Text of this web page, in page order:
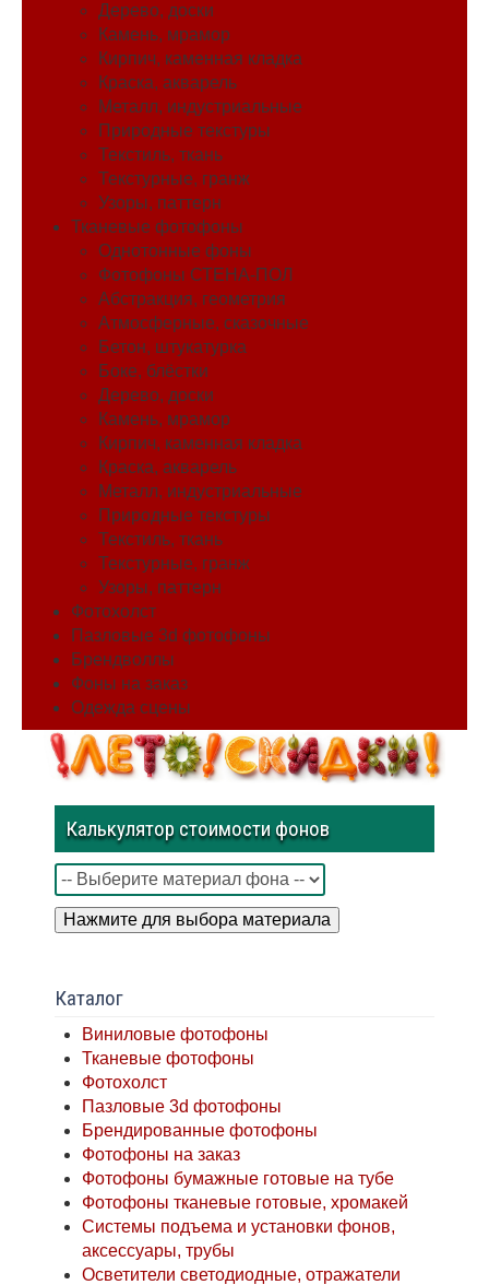
Дерево, доски
Камень, мрамор
Кирпич, каменная кладка
Краска, акварель
Металл, индустриальные
Природные текстуры
Текстиль, ткань
Текстурные, гранж
Узоры, паттерн
Тканевые фотофоны
Однотонные фоны
Фотофоны СТЕНА-ПОЛ
Абстракция, геометрия
Атмосферные, сказочные
Бетон, штукатурка
Боке, блёстки
Дерево, доски
Камень, мрамор
Кирпич, каменная кладка
Краска, акварель
Металл, индустриальные
Природные текстуры
Текстиль, ткань
Текстурные, гранж
Узоры, паттерн
Фотохолст
Пазловые 3d фотофоны
Брендволлы
Фоны на заказ
Одежда сцены
Калькулятор стоимости фонов
Нажмите для выбора материала
Каталог
Виниловые фотофоны
Тканевые фотофоны
Фотохолст
Пазловые 3d фотофоны
Брендированные фотофоны
Фотофоны на заказ
Фотофоны бумажные готовые на тубе
Фотофоны тканевые готовые, хромакей
Системы подъема и установки фонов,
аксессуары, трубы
Осветители светодиодные, отражатели